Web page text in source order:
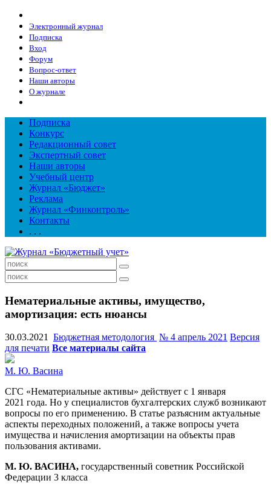
Электронный журнал
Подписка
Вход
Форум
Вопрос-ответ
Наши авторы
О журнале
Подписка
Конкурс
Редакционный совет
Экспертный совет
Наши авторы
Учебный центр
Журнал «Бюджет»
Реклама
Журнал «Финконтроль»
Контакты
. . .
Нематериальные активы, имущество,
амортизация: есть нюансы
30.03.2021 Бюджетная методология № 4 апрель 2021 Версия
для печати Все материалы сайта
М. Ю. Васина
СГС «Нематериальные активы» действует с 1 января
2021 года. Но у специалистов бухгалтерских служб возникают
вопросы по его применению. В статье разъясним актуальные
аспекты переходных положений, а также вопросы учета
имущества и начисления амортизации на объекты прав
пользования активами.
М. Ю. ВАСИНА, государственный советник Российской
Федерации 3 класса